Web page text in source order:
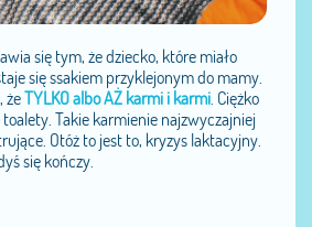
się tym, że dziecko, które miało
się ssakiem przyklejonym do mamy.
żeTYLKO albo AŻ karmi i karmi . Ciężko
toalety. Takie karmienie najzwyczajniej
Otóż to jest to, kryzys laktacyjny.
się kończy.